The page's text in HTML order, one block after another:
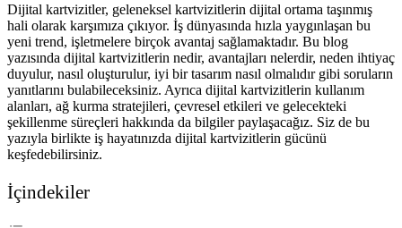
Dijital kartvizitler, geleneksel kartvizitlerin dijital ortama taşınmış
hali olarak karşımıza çıkıyor. İş dünyasında hızla yaygınlaşan bu
yeni trend, işletmelere birçok avantaj sağlamaktadır. Bu blog
yazısında dijital kartvizitlerin nedir, avantajları nelerdir, neden ihtiyaç
duyulur, nasıl oluşturulur, iyi bir tasarım nasıl olmalıdır gibi soruların
yanıtlarını bulabileceksiniz. Ayrıca dijital kartvizitlerin kullanım
alanları, ağ kurma stratejileri, çevresel etkileri ve gelecekteki
şekillenme süreçleri hakkında da bilgiler paylaşacağız. Siz de bu
yazıyla birlikte iş hayatınızda dijital kartvizitlerin gücünü
keşfedebilirsiniz.
İçindekiler